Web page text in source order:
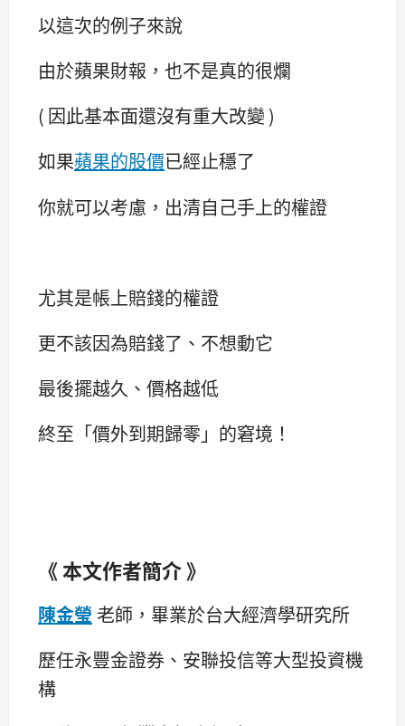
以這次的例子來說
由於蘋果財報，也不是真的很爛
( 因此基本面還沒有重大改變 )
如果蘋果的股價已經止穩了
你就可以考慮，出清自己手上的權證
尤其是帳上賠錢的權證
更不該因為賠錢了、不想動它
最後擺越久、價格越低
終至「價外到期歸零」的窘境！
《 本文作者簡介 》
陳金瑩 老師，畢業於台大經濟學研究所
歷任永豐金證券、安聯投信等大型投資機
構